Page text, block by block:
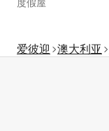
爱彼迎 澳大利亚